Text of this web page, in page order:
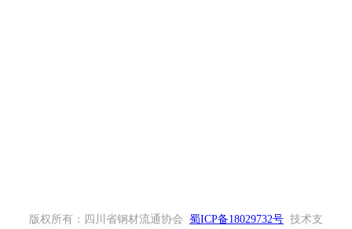
版权所有：四川省钢材流通协会 蜀ICP备18029732号 技术支